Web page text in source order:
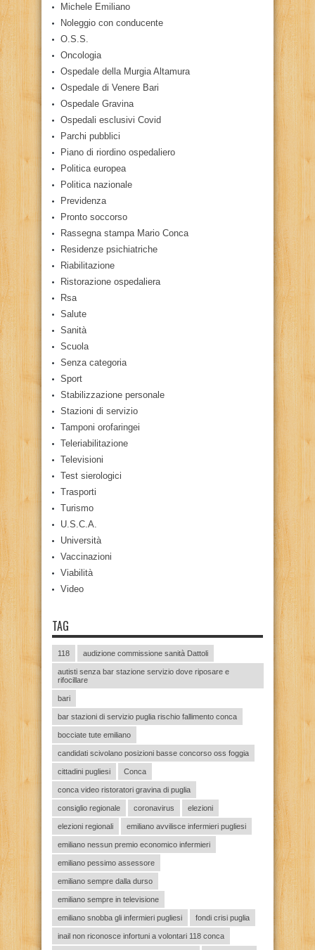
Michele Emiliano
Noleggio con conducente
O.S.S.
Oncologia
Ospedale della Murgia Altamura
Ospedale di Venere Bari
Ospedale Gravina
Ospedali esclusivi Covid
Parchi pubblici
Piano di riordino ospedaliero
Politica europea
Politica nazionale
Previdenza
Pronto soccorso
Rassegna stampa Mario Conca
Residenze psichiatriche
Riabilitazione
Ristorazione ospedaliera
Rsa
Salute
Sanità
Scuola
Senza categoria
Sport
Stabilizzazione personale
Stazioni di servizio
Tamponi orofaringei
Teleriabilitazione
Televisioni
Test sierologici
Trasporti
Turismo
U.S.C.A.
Università
Vaccinazioni
Viabilità
Video
TAG
118 audizione commissione sanità Dattoli
autisti senza bar stazione servizio dove riposare e
rifocillare
bari
bar stazioni di servizio puglia rischio fallimento conca
bocciate tute emiliano
candidati scivolano posizioni basse concorso oss foggia
cittadini pugliesi Conca
conca video ristoratori gravina di puglia
consiglio regionale coronavirus elezioni
elezioni regionali emiliano avvilisce infermieri pugliesi
emiliano nessun premio economico infermieri
emiliano pessimo assessore
emiliano sempre dalla durso
emiliano sempre in televisione
emiliano snobba gli infermieri pugliesi fondi crisi puglia
inail non riconosce infortuni a volontari 118 conca